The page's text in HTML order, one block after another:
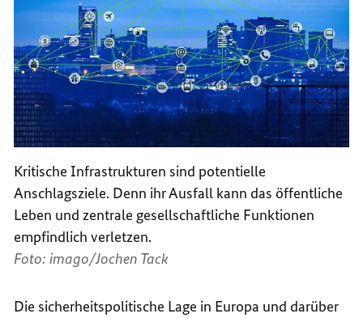
Kritische Infrastrukturen sind potentielle
Anschlagsziele. Denn ihr Ausfall kann das öffentliche
Leben und zentrale gesellschaftliche Funktionen
empfindlich verletzen.
Foto: imago/Jochen Tack
Die sicherheitspolitische Lage in Europa und darüber